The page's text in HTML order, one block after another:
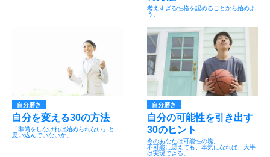
考えすぎる性格を認めることから始めよ
う。
自分磨き
自分を変える30の方法
「準備をしなければ始められない」と、
思い込んでいないか。
自分磨き
自分の可能性を引き出す
30のヒント
今のあなたは可能性の塊。
不可能に思えても、本気になれば、大半
は実現できる。